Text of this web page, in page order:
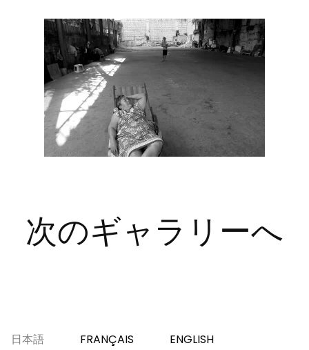
次のギャラリーへ
日本語 FRANÇAIS ENGLISH